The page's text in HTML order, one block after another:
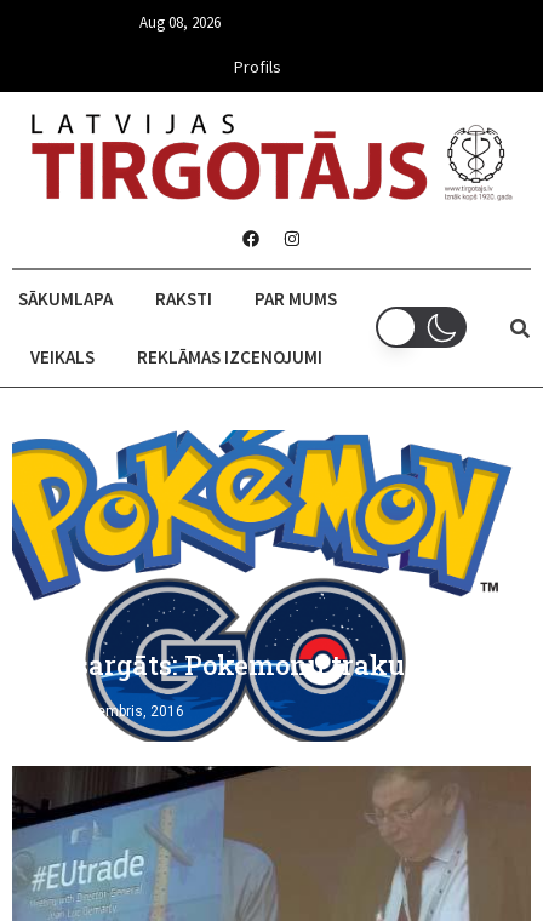
Aug 08, 2026
Profils
SĀKUMLAPA RAKSTI PAR MUMS
VEIKALS REKLĀMAS IZCENOJUMI
Aizsargāts: Pokemonu trakums
2 septembris, 2016